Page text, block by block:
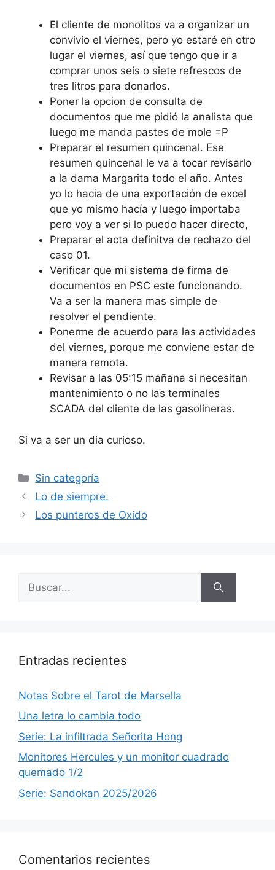
El cliente de monolitos va a organizar un
convivio el viernes, pero yo estaré en otro
lugar el viernes, así que tengo que ir a
comprar unos seis o siete refrescos de
tres litros para donarlos.
Poner la opcion de consulta de
documentos que me pidió la analista que
luego me manda pastes de mole =P
Preparar el resumen quincenal. Ese
resumen quincenal le va a tocar revisarlo
a la dama Margarita todo el año. Antes
yo lo hacia de una exportación de excel
que yo mismo hacía y luego importaba
pero voy a ver si lo puedo hacer directo,
Preparar el acta definitva de rechazo del
caso 01.
Verificar que mi sistema de firma de
documentos en PSC este funcionando.
Va a ser la manera mas simple de
resolver el pendiente.
Ponerme de acuerdo para las actividades
del viernes, porque me conviene estar de
manera remota.
Revisar a las 05:15 mañana si necesitan
mantenimiento o no las terminales
SCADA del cliente de las gasolineras.
Si va a ser un dia curioso.
Categorías
Sin categoría
Lo de siempre.
Los punteros de Oxido
Entradas recientes
Notas Sobre el Tarot de Marsella
Una letra lo cambia todo
Serie: La infiltrada Señorita Hong
Monitores Hercules y un monitor cuadrado
quemado 1/2
Serie: Sandokan 2025/2026
Comentarios recientes